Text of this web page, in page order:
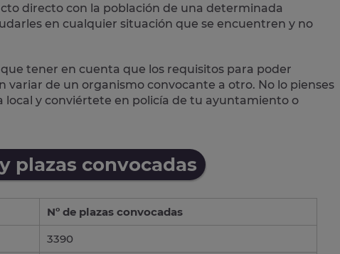
directo con la población de una determinada
en cualquier situación que se encuentren y no
tener en cuenta que los requisitos para poder
variar de un organismo convocante a otro. No lo pienses
local y conviértete en policía de tu ayuntamiento o
plazas convocadas
Nº de plazas convocadas
3390